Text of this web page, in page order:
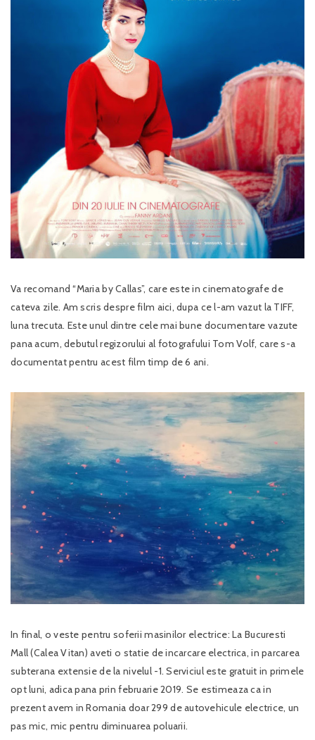
Va recomand “Maria by Callas”, care este in cinematografe de
cateva zile. Am scris despre film aici, dupa ce l-am vazut la TIFF,
luna trecuta. Este unul dintre cele mai bune documentare vazute
pana acum, debutul regizorului al fotografului Tom Volf, care s-a
documentat pentru acest film timp de 6 ani.
In final, o veste pentru soferii masinilor electrice: La Bucuresti
Mall (Calea Vitan) aveti o statie de incarcare electrica, in parcarea
subterana extensie de la nivelul -1. Serviciul este gratuit in primele
opt luni, adica pana prin februarie 2019. Se estimeaza ca in
prezent avem in Romania doar 299 de autovehicule electrice, un
pas mic, mic pentru diminuarea poluarii.